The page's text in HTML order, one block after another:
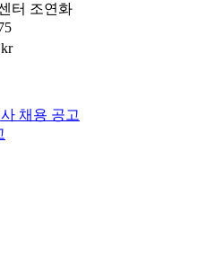
터 조연화
채용 공고